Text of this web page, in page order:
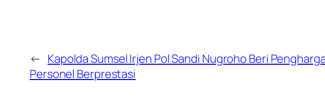
← Kapolda Sumsel Irjen Pol Sandi Nugroho Beri
Personel Berprestasi